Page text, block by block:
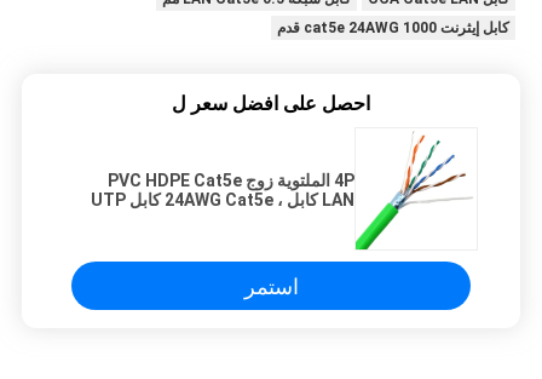
كابل إيثرنت cat5e 24AWG 1000 قدم
احصل على افضل سعر ل
4P الملتوية زوج PVC HDPE Cat5e
LAN كابل ، 24AWG Cat5e كابل UTP
استمر